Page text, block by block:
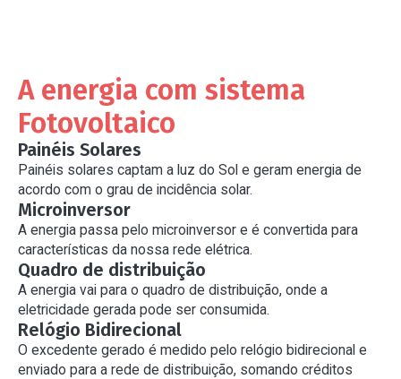
A energia com sistema
Fotovoltaico
Painéis Solares
Painéis solares captam a luz do Sol e geram energia de
acordo com o grau de incidência solar.
Microinversor
A energia passa pelo microinversor e é convertida para
características da nossa rede elétrica.
Quadro de distribuição
A energia vai para o quadro de distribuição, onde a
eletricidade gerada pode ser consumida.
Relógio Bidirecional
O excedente gerado é medido pelo relógio bidirecional e
enviado para a rede de distribuição, somando créditos